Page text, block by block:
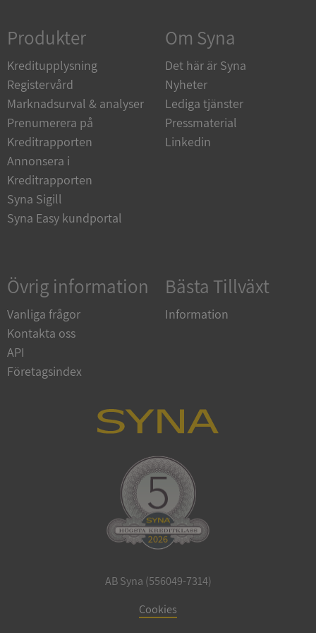
Produkter
Kreditupplysning
Registervård
Marknadsurval & analyser
Prenumerera på
Kreditrapporten
Annonsera i
Kreditrapporten
Syna Sigill
Syna Easy kundportal
Om Syna
Det här är Syna
Nyheter
Lediga tjänster
Pressmaterial
Linkedin
Övrig information
Vanliga frågor
Kontakta oss
API
Företagsindex
Bästa Tillväxt
Information
AB Syna (556049-7314)
Cookies
Oklassificerade
Strikt nödvändiga kakor tillåter
kärnwebbplatsfunktioner som användarinloggning
och kontohantering. Webbplatsen kan inte
användas ordentligt utan strikt nödvändiga cookies.
Namn
Leverantör
Domän
__RequestVerificationToken
VISITOR_PRIVACY_METADATA
ASP.NET_SessionId
Microsoft
Corporation
de.syna.se
Google
Privacy Policy